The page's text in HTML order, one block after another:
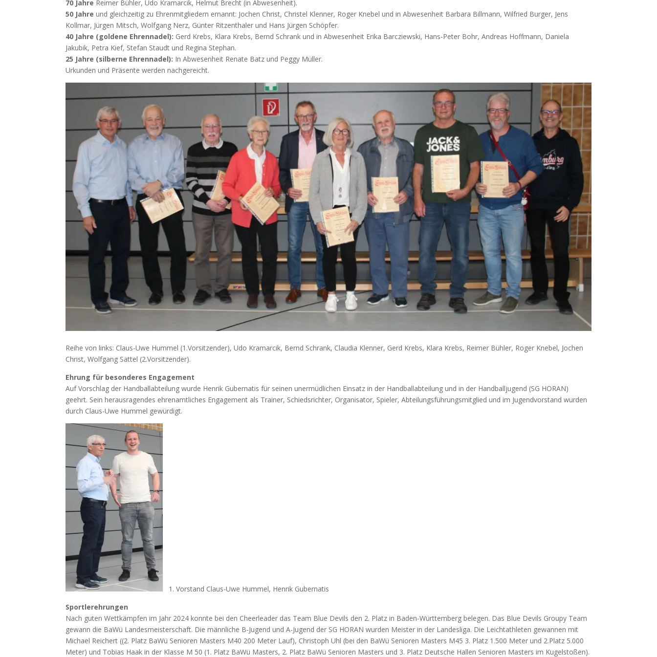
70 Jahre Reimer Bühler, Udo Kramarcik, Helmut Brecht (in Abwesenheit).
50 Jahre und gleichzeitig zu Ehrenmitgliedern ernannt: Jochen Christ, Christel Klenner, Roger Knebel und in Abwesenheit Barbara Billmann, Wilfried Burger, Jens
Kollmar, Jürgen Mitsch, Wolfgang Nerz, Günter Ritzenthaler und Hans Jürgen Schöpfer.
40 Jahre (goldene Ehrennadel): Gerd Krebs, Klara Krebs, Bernd Schrank und in Abwesenheit Erika Barcziewski, Hans-Peter Bohr, Andreas Hoffmann, Daniela
Jakubik, Petra Kief, Stefan Staudt und Regina Stephan.
25 Jahre (silberne Ehrennadel): In Abwesenheit Renate Batz und Peggy Müller.
Urkunden und Präsente werden nachgereicht.
Reihe von links: Claus-Uwe Hummel (1.Vorsitzender), Udo Kramarcik, Bernd Schrank, Claudia Klenner, Gerd Krebs, Klara Krebs, Reimer Bühler, Roger Knebel, Jochen
Christ, Wolfgang Sattel (2.Vorsitzender).
Ehrung für besonderes Engagement
Auf Vorschlag der Handballabteilung wurde Henrik Gubernatis für seinen unermüdlichen Einsatz in der Handballabteilung und in der Handballjugend (SG HORAN)
geehrt. Sein herausragendes ehrenamtliches Engagement als Trainer, Schiedsrichter, Organisator, Spieler, Abteilungsführungsmitglied und im Jugendvorstand wurden
durch Claus-Uwe Hummel gewürdigt.
1. Vorstand Claus-Uwe Hummel, Henrik Gubernatis
Sportlerehrungen
Nach guten Wettkämpfen im Jahr 2024 konnte bei den Cheerleader das Team Blue Devils den 2. Platz in Baden-Württemberg belegen. Das Blue Devils Groupy Team
gewann die BaWü Landesmeisterschaft. Die männliche B-Jugend und A-Jugend der SG HORAN wurden Meister in der Landesliga. Die Leichtathleten gewannen mit
Michael Reichert ((2. Platz BaWü Senioren Masters M40 200 Meter Lauf), Christoph Uhl (bei den BaWü Senioren Masters M45 3. Platz 1.500 Meter und 2.Platz 5.000
Meter) und Tobias Haak in der Klasse M 50 (1. Platz BaWü Masters, 2. Platz BaWü Senioren Masters und 3. Platz Deutsche Hallen Senioren Masters im Kugelstoßen).